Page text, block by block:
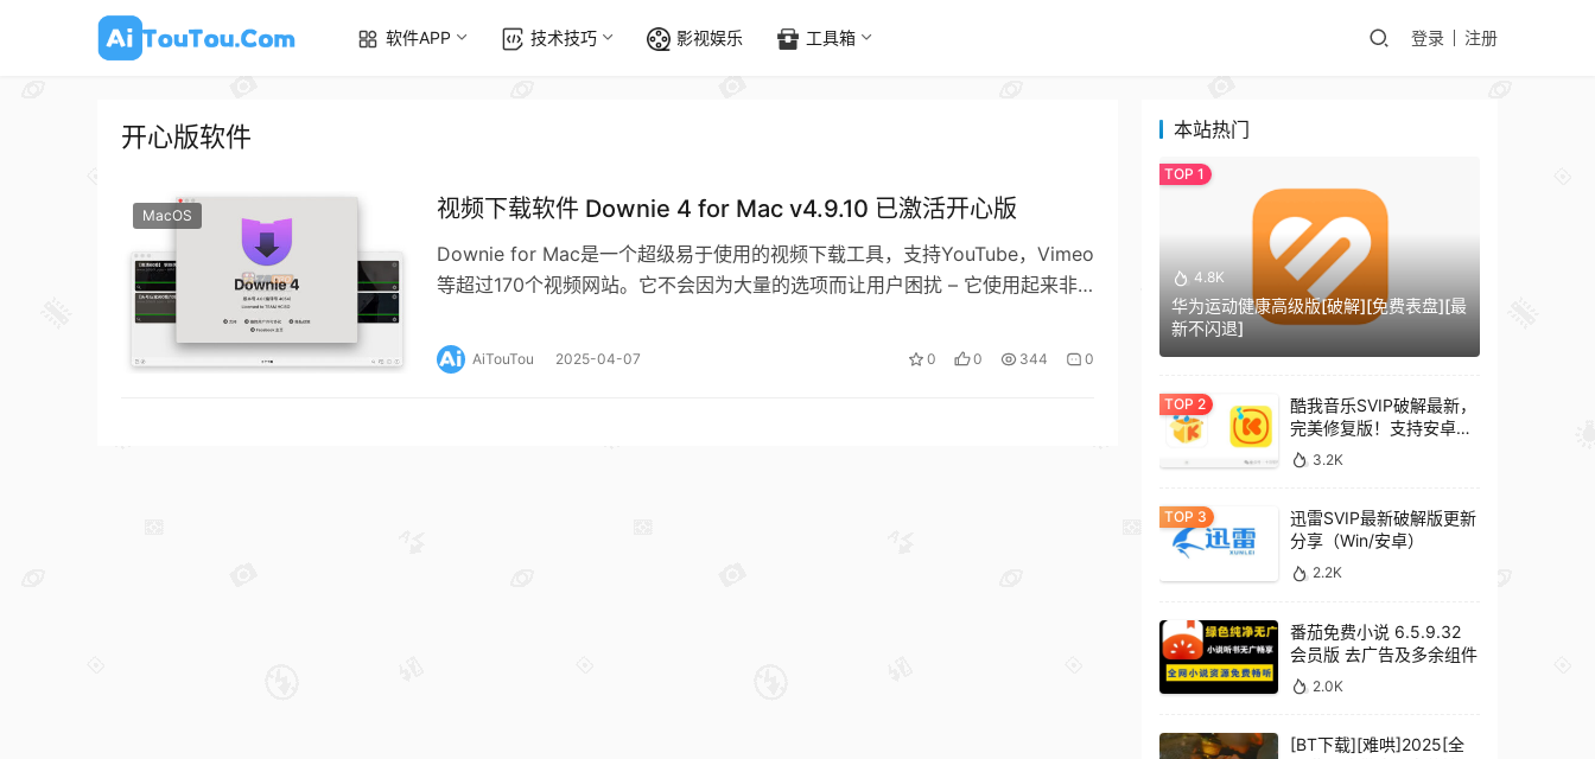
软件APP 技术技巧 影视娱乐 工具箱 登录 注册
开心版软件
MacOS 视频下载软件 Downie 4 for Mac v4.9.10 已激活开心版
Downie for Mac是一个超级易于使用的视频下载工具，支持YouTube，Vimeo
等超过170个视频网站。它不会因为大量的选项而让用户困扰 – 它使用起来非
AiTouTou 2025-04-07 0 0 344 0
本站热门
4.8K
华为运动健康高级版[破解][免费表盘][最
新不闪退]
酷我音乐SVIP破解最新，
完美修复版！支持安卓
+车机+pc版！
3.2K
迅雷SVIP最新破解版更新
分享（Win/安卓）
2.2K
番茄免费小说 6.5.9.32
会员版 去广告及多余组件
2.0K
[BT下载][难哄]2025[全